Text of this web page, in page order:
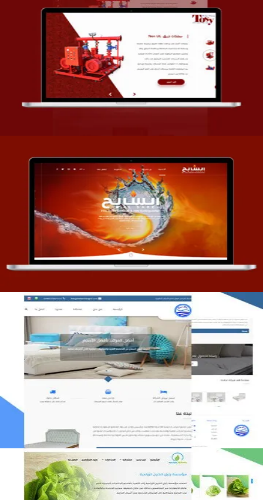
تصميم شركة قمة الأنظمة TOSY
التفاصيل
تصميم موقع السابح للصناعات المعدنية
التفاصيل
مصنع المراتب الخليجية